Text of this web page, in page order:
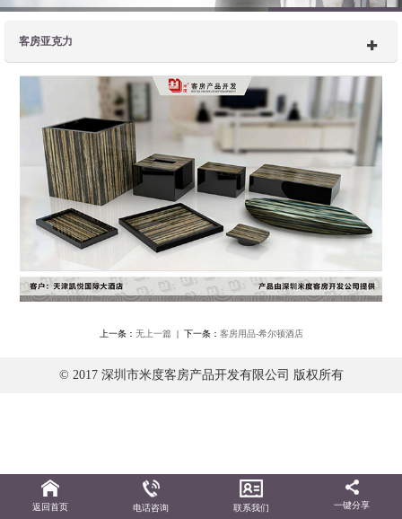
客房亚克力
上一条： 无上一篇 | 下一条： 客房用品-希尔顿酒店
© 2017 深圳市米度客房产品开发有限公司 版权所有
返回首页 电话咨询 联系我们 一键分享